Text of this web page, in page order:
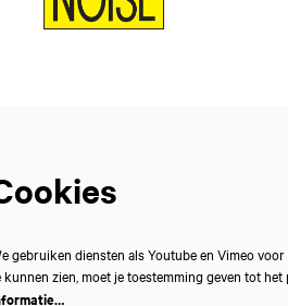
gebruiken diensten als Youtube en Vimeo
kunnen zien, moet je toestemming geven tot het